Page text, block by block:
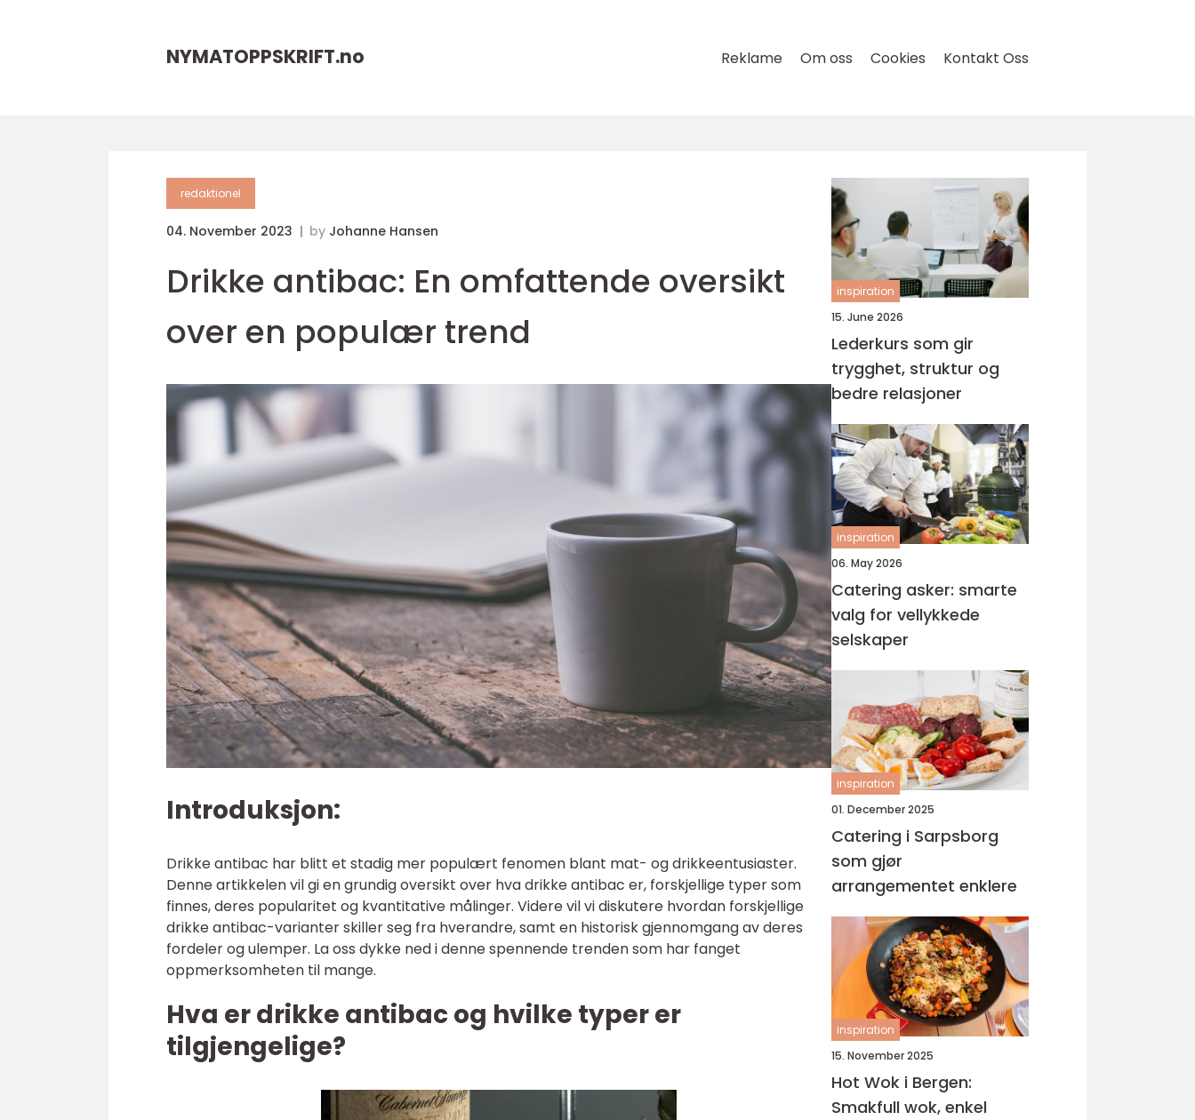
NYMATOPPSKRIFT.no Reklame Om oss Cookies Kontakt Oss
redaktionel
04. November 2023 by Johanne Hansen
Drikke antibac: En omfattende oversikt
over en populær trend
Introduksjon:
Drikke antibac har blitt et stadig mer populært fenomen blant mat- og drikkeentusiaster.
Denne artikkelen vil gi en grundig oversikt over hva drikke antibac er, forskjellige typer som
finnes, deres popularitet og kvantitative målinger. Videre vil vi diskutere hvordan forskjellige
drikke antibac-varianter skiller seg fra hverandre, samt en historisk gjennomgang av deres
fordeler og ulemper. La oss dykke ned i denne spennende trenden som har fanget
oppmerksomheten til mange.
Hva er drikke antibac og hvilke typer er
tilgjengelige?
inspiration
15. June 2026
Lederkurs som gir
trygghet, struktur og
bedre relasjoner
inspiration
06. May 2026
Catering asker: smarte
valg for vellykkede
selskaper
inspiration
01. December 2025
Catering i Sarpsborg
som gjør
arrangementet enklere
inspiration
15. November 2025
Hot Wok i Bergen:
Smakfull wok, enkel